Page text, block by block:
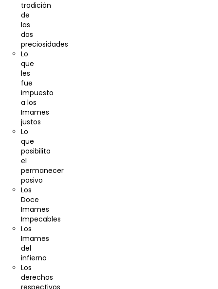
tradición
de
las
dos
preciosidades
Lo
que
les
fue
impuesto
a los
Imames
justos
Lo
que
posibilita
el
permanecer
pasivo
Los
Doce
Imames
Impecables
Los
Imames
del
infierno
Los
derechos